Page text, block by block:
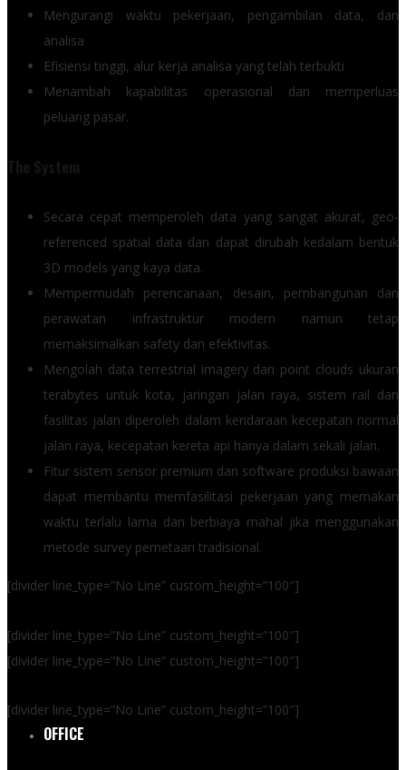
Mengurangi waktu pekerjaan, pengambilan data, dan
analisa
Efisiensi tinggi, alur kerja analisa yang telah terbukti
Menambah kapabilitas operasional dan memperluas
peluang pasar.
Secara cepat memperoleh data yang sangat akurat, geo-
referenced spatial data dan dapat dirubah kedalam bentuk
3D models yang kaya data.
Mempermudah perencanaan, desain, pembangunan dan
perawatan infrastruktur modern namun tetap
memaksimalkan safety dan efektivitas.
Mengolah data terrestrial imagery dan point clouds ukuran
terabytes untuk kota, jaringan jalan raya, sistem rail dan
fasilitas jalan diperoleh dalam kendaraan kecepatan normal
jalan raya, kecepatan kereta api hanya dalam sekali jalan.
Fitur sistem sensor premium dan software produksi bawaan
dapat membantu memfasilitasi pekerjaan yang memakan
waktu terlalu lama dan berbiaya mahal jika menggunakan
metode survey pemetaan tradisional.
[divider line_type=”No Line” custom_height=”100″]
[divider line_type=”No Line” custom_height=”100″]
[divider line_type=”No Line” custom_height=”100″]
[divider line_type=”No Line” custom_height=”100″]
OFFICE